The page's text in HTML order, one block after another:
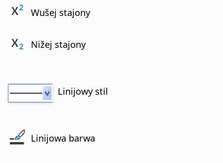
Wušej stajony
Nižej stajony
Linijowy stil
Linijowa barwa